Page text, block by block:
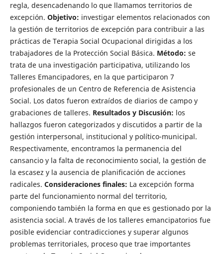
regla, desencadenando lo que llamamos territorios de
excepción. Objetivo: investigar elementos relacionados con
la gestión de territorios de excepción para contribuir a las
prácticas de Terapia Social Ocupacional dirigidas a los
trabajadores de la Protección Social Básica. Método: se
trata de una investigación participativa, utilizando los
Talleres Emancipadores, en la que participaron 7
profesionales de un Centro de Referencia de Asistencia
Social. Los datos fueron extraídos de diarios de campo y
grabaciones de talleres. Resultados y Discusión: los
hallazgos fueron categorizados y discutidos a partir de la
gestión interpersonal, institucional y político-municipal.
Respectivamente, encontramos la permanencia del
cansancio y la falta de reconocimiento social, la gestión de
la escasez y la ausencia de planificación de acciones
radicales. Consideraciones finales: La excepción forma
parte del funcionamiento normal del territorio,
componiendo también la forma en que es gestionado por la
asistencia social. A través de los talleres emancipatorios fue
posible evidenciar contradicciones y superar algunos
problemas territoriales, proceso que trae importantes